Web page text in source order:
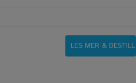
LES MER & BESTILL